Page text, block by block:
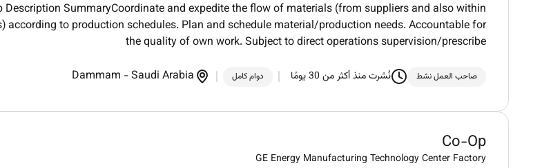
Description SummaryCoordinate and expedite the flow of materials (from suppliers and also within
according to production schedules. Plan and schedule material/production needs. Accountable for
the quality of own work. Subject to direct operations supervision/prescribe
صاحب العمل نشط نُشرت منذ أكثر من 30 يومًا دوام كامل Dammam -Saudi Arabia
Co-Op
GE Energy Manufacturing Technology Center Factory